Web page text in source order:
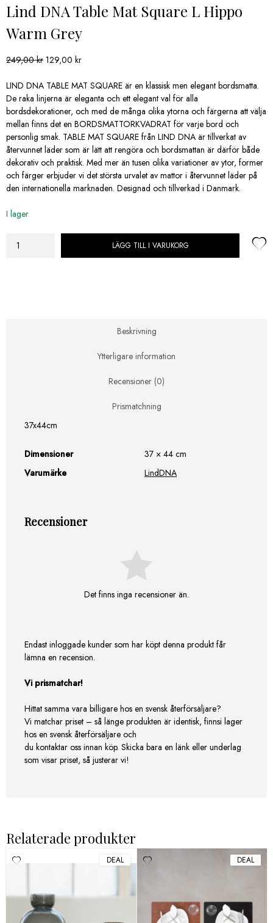
Lind DNA Table Mat Square L Hippo
Warm Grey
249,00kr Det
priset
var:
249,00 kr.
129,00 krDet
priset
är:
129,00 kr.
LIND DNA TABLE MAT SQUARE är en klassisk men elegant bordsmatta.
De raka linjerna är eleganta och ett elegant val för alla
bordsdekorationer, och med de många olika ytorna och färgerna att välja
mellan finns det en BORDSMATTORKVADRAT för varje bord och
personlig smak. TABLE MAT SQUARE från LIND DNA är tillverkat av
återvunnet läder som är lätt att rengöra och bordsmattan är därför både
dekorativ och praktisk. Med mer än tusen olika variationer av ytor, former
och färger erbjuder vi det största urvalet av mattor i återvunnet läder på
den internationella marknaden. Designad och tillverkad i Danmark.
I lager
Lind
LÄGG TILL I VARUKORG
Beskrivning
Ytterligare information
Recensioner (0)
Prismatchning
37x44cm
Dimensioner
37 × 44 cm
Varumärke
LindDNA
Recensioner
Det finns inga recensioner än.
Endast inloggade kunder som har köpt denna produkt får
lämna en recension.
Vi prismatchar!
Hittat samma vara billigare hos en svensk återförsäljare?
Vi matchar priset – så länge produkten är identisk, finnsi lager
hos en svensk återförsäljare och
du kontaktar oss innan köp. Skicka bara en länk eller underlag
som visar priset, så justerar vi!
Relaterade produkter
DEAL DEAL